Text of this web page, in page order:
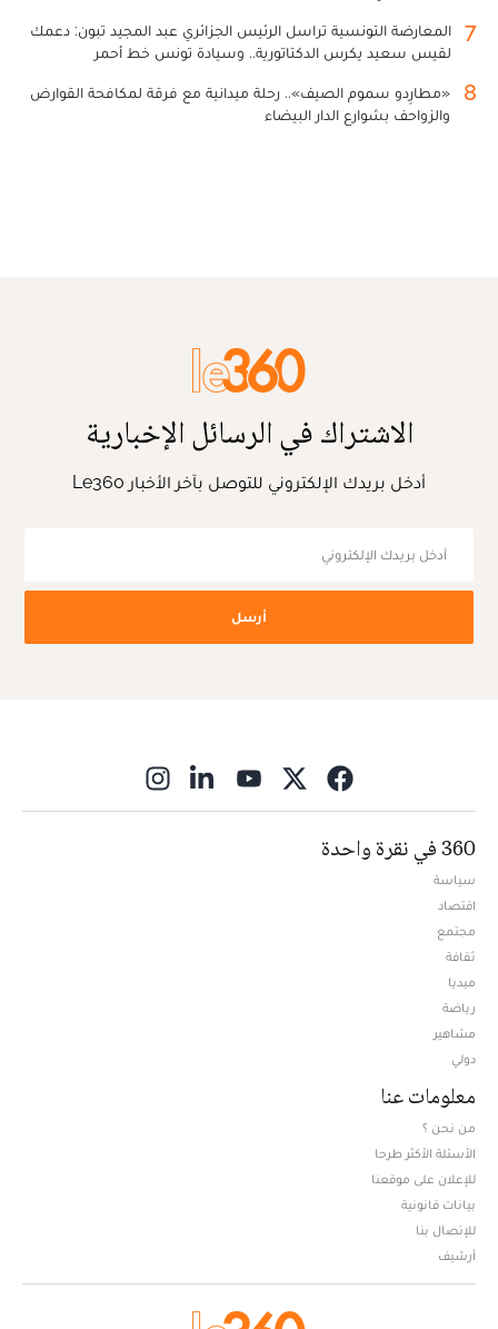
7
المعارضة التونسية تراسل الرئيس الجزائري عبد المجيد تبون: دعمك
لقيس سعيد يكرس الدكتاتورية.. وسيادة تونس خط أحمر
8
«مطارِدو سموم الصيف».. رحلة ميدانية مع فرقة لمكافحة القوارض
والزواحف بشوارع الدار البيضاء
الاشتراك في الرسائل الإخبارية
أدخل بريدك الإلكتروني للتوصل بآخر الأخبار Le360
أرسل
360 في نقرة واحدة
سياسة
اقتصاد
مجتمع
ثقافة
ميديا
رياضة
مشاهير
دولي
معلومات عنا
من نحن ؟
الأسئلة الأكثر طرحا
للإعلان على موقعنا
بيانات قانونية
للإتصال بنا
أرشيف